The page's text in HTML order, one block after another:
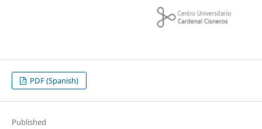
PDF (Spanish)
Published